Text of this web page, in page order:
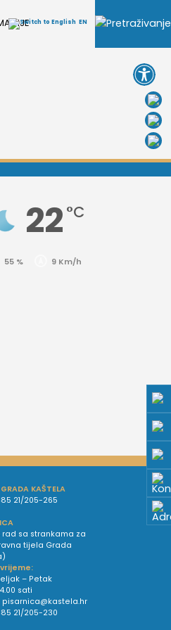
EN
22 °C
55 % 9 Km/h
KAŠTELA
21/205-265
rad sa strankama za
tijela Grada
– Petak
sati
pisarnica@kastela.hr
21/205-230